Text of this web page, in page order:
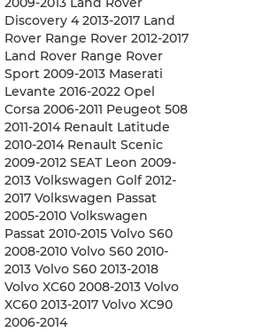
Discovery 4 2013-2017 Land
Rover Range Rover 2012-2017
Land Rover Range Rover
Sport 2009-2013 Maserati
Levante 2016-2022 Opel
Corsa 2006-2011 Peugeot 508
2011-2014 Renault Latitude
2010-2014 Renault Scenic
2009-2012 SEAT Leon 2009-
2013 Volkswagen Golf 2012-
2017 Volkswagen Passat
2005-2010 Volkswagen
Passat 2010-2015 Volvo S60
2008-2010 Volvo S60 2010-
2013 Volvo S60 2013-2018
Volvo XC60 2008-2013 Volvo
XC60 2013-2017 Volvo XC90
2006-2014